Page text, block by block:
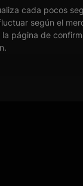
cada pocos
según el
página de